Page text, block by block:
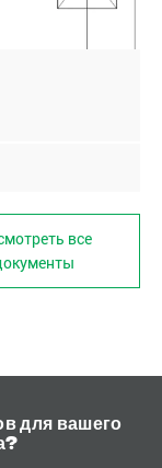
все
для вашего